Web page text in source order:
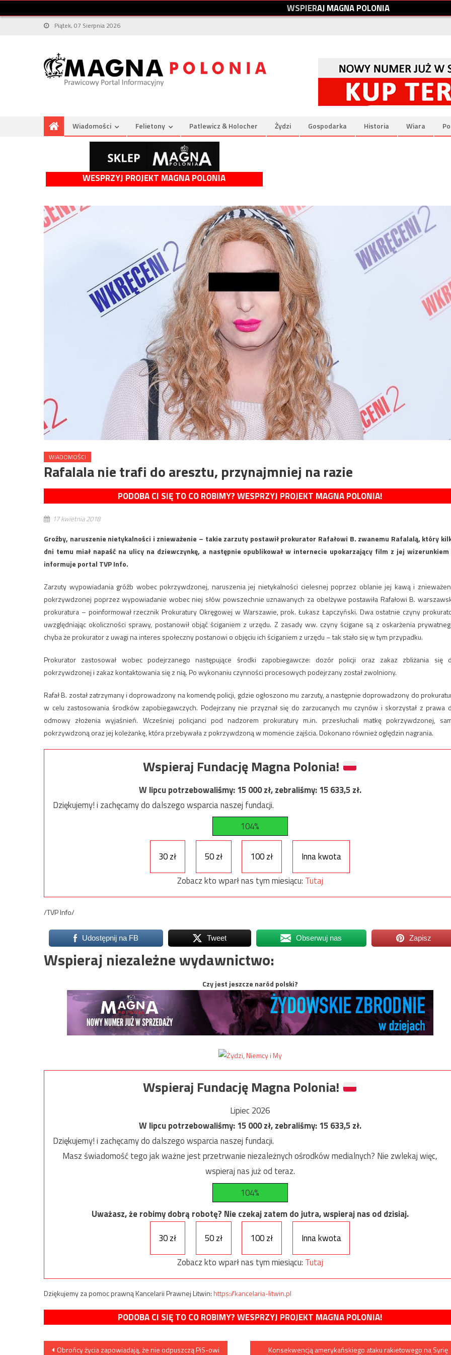
WSPIERAJMAGNAPOLONIA
Piątek, 07 Sierpnia 2026
Wiadomości Felietony Patlewicz & Holocher Żydzi Gospodarka Historia Wiara
WESPRZYJ PROJEKT MAGNA POLONIA
WIADOMOŚCI
Rafalala nie trafi do aresztu, przynajmniej na razie
PODOBA CI SIĘ TO CO ROBIMY? WESPRZYJ PROJEKT MAGNA POLONIA!
17 kwietnia 2018
Groźby, naruszenie nietykalności i znieważenie – takie zarzuty postawił prokurator Rafałowi B. zwanemu Rafalalą, który
dni temu miał napaść na ulicy na dziewczynkę, a następnie opublikował w internecie upokarzający film z jej
informuje portal TVP Info.
Zarzuty wypowiadania gróźb wobec pokrzywdzonej, naruszenia jej nietykalności cielesnej poprzez oblanie jej kawą i
pokrzywdzonej poprzez wypowiadanie wobec niej słów powszechnie uznawanych za obelżywe postawiła Rafałowi B.
prokuratura – poinformował rzecznik Prokuratury Okręgowej w Warszawie, prok. Łukasz Łapczyński. Dwa ostatnie czyny
uwzględniając okoliczności sprawy, postanowił objąć ściganiem z urzędu. Z zasady ww. czyny ścigane są z oskarżenia
chyba że prokurator z uwagi na interes społeczny postanowi o objęciu ich ściganiem z urzędu – tak stało się w tym przypadku.
Prokurator zastosował wobec podejrzanego następujące środki zapobiegawcze: dozór policji oraz zakaz zbliżania się
pokrzywdzonej i zakaz kontaktowania się z nią. Po wykonaniu czynności procesowych podejrzany został zwolniony.
Rafał B. został zatrzymany i doprowadzony na komendę policji, gdzie ogłoszono mu zarzuty, a następnie doprowadzony do
w celu zastosowania środków zapobiegawczych. Podejrzany nie przyznał się do zarzucanych mu czynów i skorzystał z prawa
odmowy złożenia wyjaśnień. Wcześniej policjanci pod nadzorem prokuratury m.in. przesłuchali matkę pokrzywdzonej,
pokrzywdzoną oraz jej koleżankę, która przebywała z pokrzywdzoną w momencie zajścia. Dokonano również oględzin nagrania.
Wspieraj Fundację Magna Polonia!
W lipcu potrzebowaliśmy:15 000zł, zebraliśmy:15 633,5zł.
Dziękujemy! i zachęcamy do dalszego wsparcia naszej fundacji.
104%
30 zł 50 zł 100 zł
Inna kwota
Zobacz kto wparł nas tym miesiącu: Tutaj
/TVP Info/
Udostępnij na FB Tweet Obserwuj nas Zapisz
Wspieraj niezależne wydawnictwo:
Czy jest jeszcze naród polski?
Wspieraj Fundację Magna Polonia!
Lipiec 2026
W lipcu potrzebowaliśmy:15 000zł, zebraliśmy:15 633,5zł.
Dziękujemy! i zachęcamy do dalszego wsparcia naszej fundacji.
Masz świadomość tego jak ważne jest przetrwanie niezależnych ośrodków medialnych? Nie zwlekaj więc,
wspieraj nas już od teraz.
104%
Uważasz, że robimy dobrą robotę? Nie czekaj zatem do jutra, wspieraj nas od dzisiaj.
30 zł
50 zł 100 zł
Inna kwota
Zobacz kto wparł nas tym miesiącu: Tutaj
Dziękujemy za pomoc prawną Kancelarii Prawnej Litwin:https://kancelaria-litwin.pl
PODOBA CI SIĘ TO CO ROBIMY? WESPRZYJ PROJEKT MAGNA POLONIA!
Nawigacja
Obrońcy życia zapowiadają, że nie odpuszczą PiS-owi Konsekwencją amerykańskiego ataku rakietowego na Syrię